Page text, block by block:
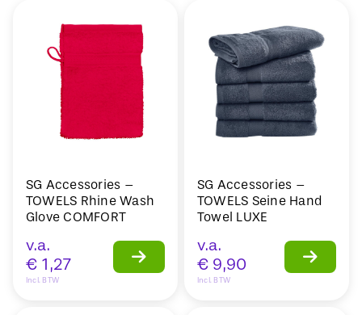
SG Accessories –
TOWELS Rhine Wash
Glove COMFORT
v.a.
€ 1,27
Incl. BTW
SG Accessories –
TOWELS Seine Hand
Towel LUXE
v.a.
€ 9,90
Incl. BTW